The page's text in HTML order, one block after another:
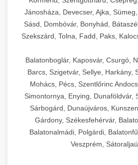
Jánosháza, Devecser, Ajka,
Sásd, Dombóvár, Bonyhád,
Szekszárd, Tolna, Fadd, Paks,
Balatonboglár, Kaposvár, Csurgó,
Barcs, Szigetvár, Sellye, Harkány,
Mohács, Pécs, Szentlőrinc
Simontornya, Enying, Dunaföldvár,
Sárbogárd, Dunaújváros,
Gárdony, Székesfehérvár,
Balatonalmádi, Polgárdi,
Veszprém,